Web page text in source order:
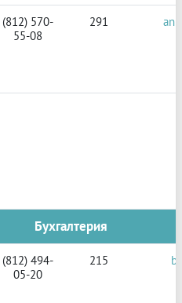
(812) 570-
55-08
291
Бухгалтерия
(812) 494-
05-20
215